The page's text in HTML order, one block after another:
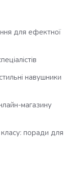
для ефектної
навушники
магазину
поради для